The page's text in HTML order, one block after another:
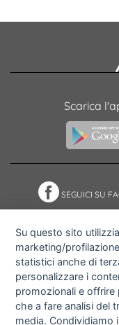
Scarica
SEGUICI SU
NOTE ACCESSIBILITÀ
MAPPA DEL SITO
COOKIE POLICY
Su questo sito
marketing/
statistici anche di
personalizzare i
promozionali e offrire
che a fare analisi del
media. Condividiamo